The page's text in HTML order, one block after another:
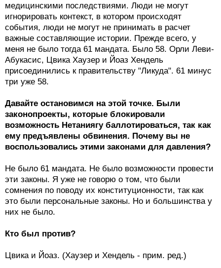
медицинскими последствиями. Люди не могут
игнорировать контекст, в котором происходят
события, люди не могут не принимать в расчет
важные составляющие истории. Прежде всего, у
меня не было тогда 61 мандата. Было 58. Орли Леви-
Абукасис, Цвика Хаузер и Йоаз Хендель
присоединились к правительству "Ликуда". 61 минус
три уже 58.
Давайте остановимся на этой точке. Были
законопроекты, которые блокировали
возможность Нетаниягу баллотироваться, так как
ему предъявлены обвинения. Почему вы не
воспользовались этими законами для давления?
Не было 61 мандата. Не было возможности провести
эти законы. Я уже не говорю о том, что были
сомнения по поводу их конституционности, так как
это были персональные законы. Но и большинства у
них не было.
Кто был против?
Цвика и Йоаз. (Хаузер и Хендель - прим. ред.)